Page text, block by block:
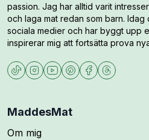
passion. Jag har alltid varit
och laga mat redan som barn.
sociala medier och har byggt upp
inspirerar mig att fortsätta prova
MaddesMat
Om mig